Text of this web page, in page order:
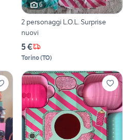
6
2 personaggi L.O.L. Surprise
nuovi
5 €
Torino(TO)